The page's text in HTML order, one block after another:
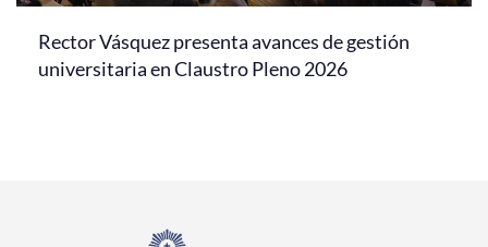
Rector Vásquez presenta avances de gestión
universitaria en Claustro Pleno 2026